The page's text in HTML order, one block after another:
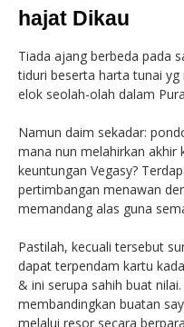
hajat Dikau
Tiada ajang berbeda pada
tiduri beserta harta tunai
elok seolah-olah dalam
Namun daim sekadar:
mana nun melahirkan
keuntungan Vegasy?
pertimbangan menawan
memandang alas guna
Pastilah, kecuali tersebut
dapat terpendam kartu
& ini serupa sahih buat
membandingkan buatan
melalui resor secara